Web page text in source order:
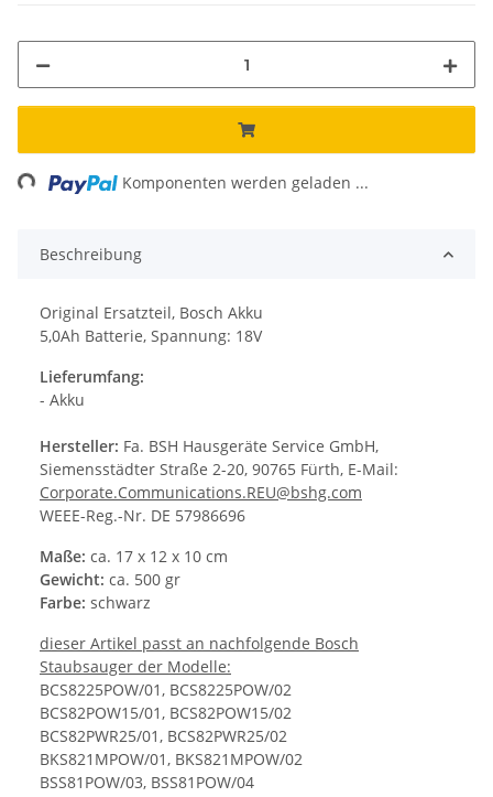
Komponenten werden geladen ...
Beschreibung
Original Ersatzteil, Bosch Akku
5,0Ah Batterie, Spannung: 18V
Lieferumfang:
- Akku
Hersteller: Fa. BSH Hausgeräte Service GmbH,
Siemensstädter Straße 2-20, 90765 Fürth, E-Mail:
Corporate.Communications.REU@bshg.com
WEEE-Reg.-Nr. DE 57986696
Maße: ca. 17 x 12 x 10 cm
Gewicht: ca. 500 gr
Farbe: schwarz
dieser Artikel passt an nachfolgende Bosch
Staubsauger der Modelle:
BCS8225POW/01, BCS8225POW/02
BCS82POW15/01, BCS82POW15/02
BCS82PWR25/01, BCS82PWR25/02
BKS821MPOW/01, BKS821MPOW/02
BSS81POW/03, BSS81POW/04